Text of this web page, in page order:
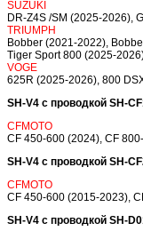
SUZUKI
DR-Z4S /SM (2025-2026),
TRIUMPH
Bobber (2021-2022),
Tiger Sport 800 (2025-
VOGE
625R (2025-2026), 800
SH-V4 с проводкой SH-
CFMOTO
CF 450-600 (2024), CF
SH-V4 с проводкой SH-
CFMOTO
CF 450-600 (2015-2023),
SH-V4 с проводкой SH-